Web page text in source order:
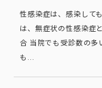
性感染症は、感染して
は、無症状の性感染症
合 当院でも受診数の多
も...